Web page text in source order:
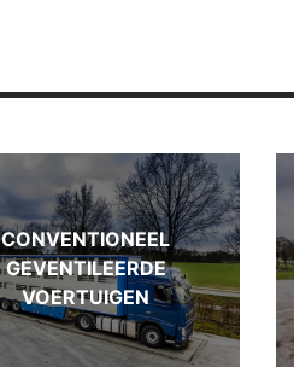
CONVENTIONEEL
GEVENTILEERDE
VOERTUIGEN